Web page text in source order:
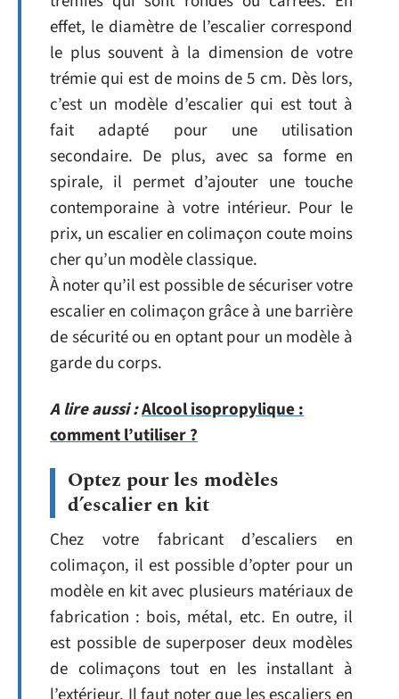
effet, le diamètre de l’escalier correspond
le plus souvent à la dimension de votre
trémie qui est de moins de 5 cm. Dès lors,
c’est un modèle d’escalier qui est tout à
fait adapté pour une utilisation
secondaire. De plus, avec sa forme en
spirale, il permet d’ajouter une touche
contemporaine à votre intérieur. Pour le
prix, un escalier en colimaçon coute moins
cher qu’un modèle classique.
À noter qu’il est possible de sécuriser votre
escalier en colimaçon grâce à une barrière
de sécurité ou en optant pour un modèle à
garde du corps.
A lire aussi :Alcool isopropylique :
comment l’utiliser ?
Optez pour les modèles
d’escalier en kit
Chez votre fabricant d’escaliers en
colimaçon, il est possible d’opter pour un
modèle en kit avec plusieurs matériaux de
fabrication : bois, métal, etc. En outre, il
est possible de superposer deux modèles
de colimaçons tout en les installant à